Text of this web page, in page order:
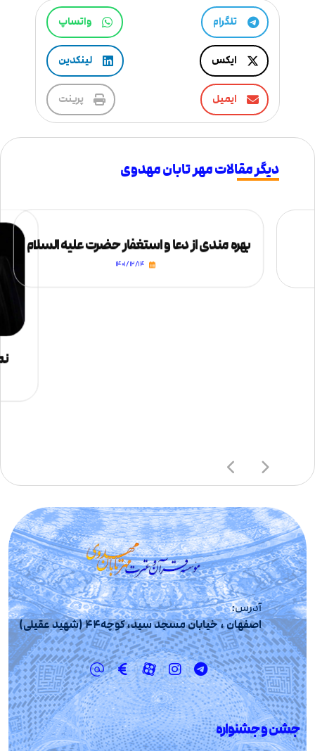
تلگرام واتساپ
ایکس لینکدین
ایمیل پرینت
دیگر مقالات مهر تابان مهدوی
بهره مندی از دعا و استغفار حضرت علیه السلام
۱۴۰۱/۱۲/۱۴
آدرس:
اصفهان ، خیابان مسجد سید، کوچه44 (شهید عقیلی)
جشن و جشنواره